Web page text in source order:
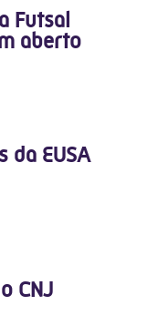
Futsal
aberto
da EUSA
CNJ